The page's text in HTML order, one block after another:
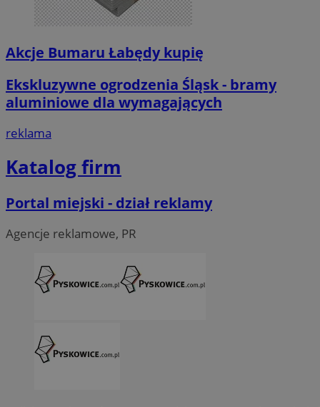
Akcje Bumaru Łabędy kupię
Ekskluzywne ogrodzenia Śląsk - bramy
aluminiowe dla wymagających
reklama
Katalog firm
Portal miejski - dział reklamy
Agencje reklamowe, PR